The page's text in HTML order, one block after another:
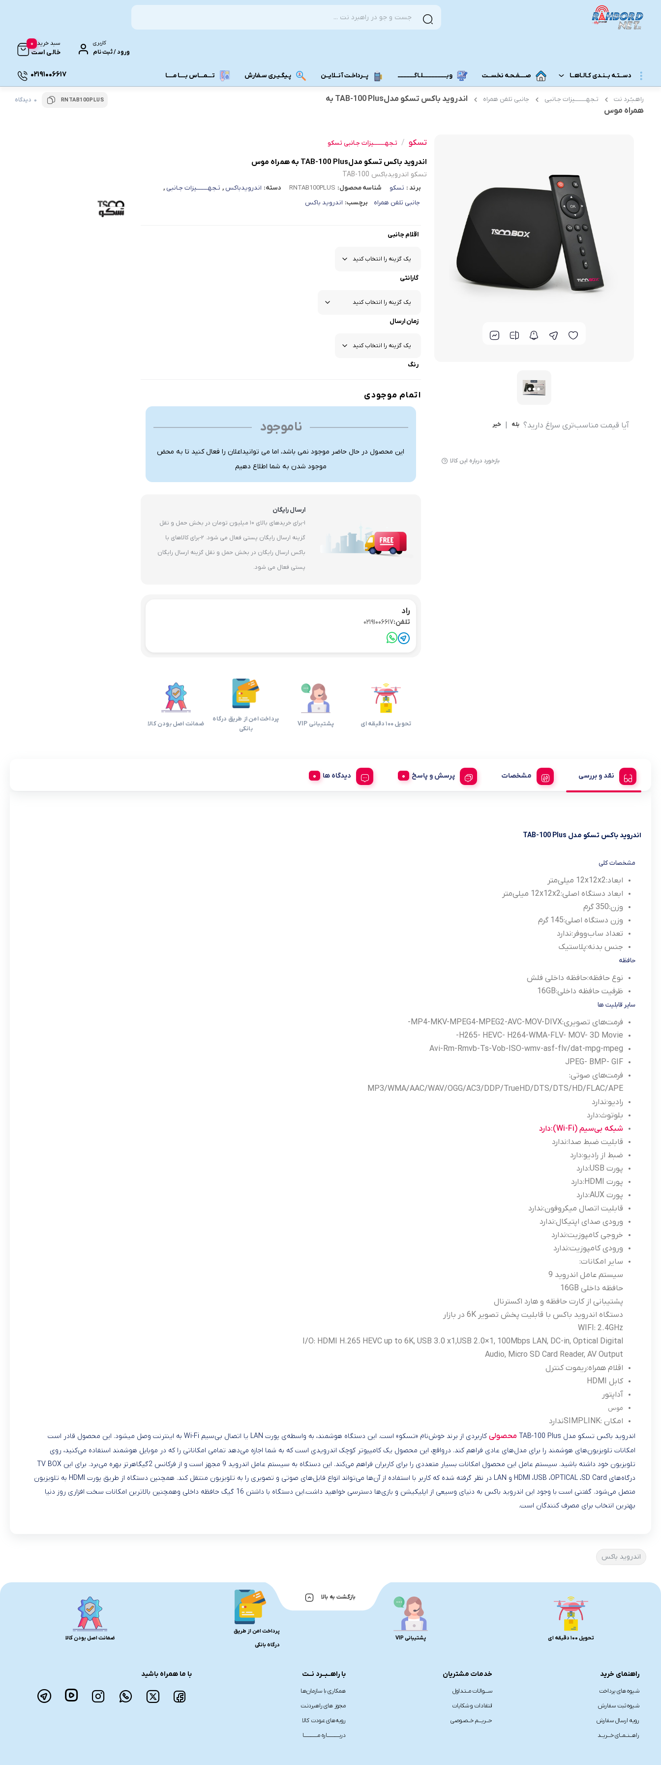
کاربری
ورود / ثبت نام
سبد خرید
خالی است
0
دســتـه بــنـدی کـالـاهــا
مــودم 3G/4G/5G/TD-LTE مــودم رومـــیـزی
مــــحـصـولات هــــــمــراه اول
مـــــــحـصــولات رایـــــــتـــــــل
محصولات اپراتورهای همراه
تــــــــجـــهــــیـزات جــــــانـبـی
انــــــــــــدرویــد بـــــــــاکــــس
صــــفـحـه نخســت وبــــــــــــــــلـاگـــــــــــ پــرداخـت آنــلایــن پـیگـیـری سـفارش تـــمـــاس بــــا مــــا 02191006617
راهـبـُـرد نت تـجهــــــــیزات جـانبی جانبی تلفن همراه
اندروید باکس تسکو مدلTAB-100 Plus به
همراه موس
RNTAB100PLUS 0 دیدگاه
آیا قیمت مناسب‌تری سراغ دارید؟ بله خیر
بازخورد درباره این کالا
تسکو / تـجهــــــــیزات جـانبی تسکو
اندروید باکس تسکو مدلTAB-100 Plus به همراه موس
تسکو اندرویدباکس TAB-100
برند : تسکو شناسه محصول: RNTAB100PLUS دسته: اندرویدباکس , تـجهــــــــیزات جـانبی ,
جانبی تلفن همراه
برچسب: اندروید باکس
اقلام جانبی
گارانتی
زمان ارسال
رنگ
اتمام موجودی
ناموجود
این محصول در حال حاضر موجود نمی باشد، اما می توانیداعلان را فعال کنید تا به محض
موجود شدن به شما اطلاع دهیم
ارسال رایگان
1-برای خریدهای بالای 10 میلیون تومان در بخش حمل و نقل
گزینه ارسال رایگان پستی فعال می شود. 2-برای کالاهای با
باکس ارسال رایگان در بخش حمل و نقل گزینه ارسال رایگان
پستی فعال می شود.
راد
تلفن:02191006617
تحویل 100 دقیقه ای پشتیبانی VIP
پرداخت امن از طریق درگاه
بانکی
ضمانت اصل بودن کالا
نقد و بررسی مشخصات پرسش و پاسخ دیدگاه ها
اندروید باکس تسکو مدل TAB-100 Plus
مشخصات کلی
ابعاد:12x12x2 میلی‌متر
ابعاد دستگاه اصلی:12x12x2 میلی‌متر
وزن:350 گرم
وزن دستگاه اصلی:145 گرم
تعداد ساب‌ووفر:ندارد
جنس بدنه:پلاستیک
حافظه
نوع حافظه:حافظه داخلی فلش
ظرفیت حافظه داخلی:16GB
سایر قابلیت ها
فرمت‌های تصویری:MP4-MKV-MPEG4-MPEG2-AVC-MOV-DIVX-
H265- HEVC- H264-WMA-FLV- MOV- 3D Movie-
Avi-Rm-Rmvb-Ts-Vob-ISO-wmv-asf-flv/dat-mpg-mpeg
JPEG- BMP- GIF
فرمت‌های صوتی:
MP3/WMA/AAC/WAV/OGG/AC3/DDP/TrueHD/DTS/DTS/HD/FLAC/APE
رادیو:ندارد
بلوتوث:دارد
شبکه بی‌سیم (Wi-Fi):
دارد
قابلیت ضبط صدا:ندارد
ضبط از رادیو:دارد
پورت USB:
دارد
پورت HDMI:
دارد
پورت AUX:
دارد
قابلیت اتصال میکروفون:ندارد
ورودی صدای اپتیکال:ندارد
خروجی کامپوزیت:ندارد
ورودی کامپوزیت:ندارد
سایر امکانات:
سیستم عامل اندروید 9
حافظه داخلی 16GB
پشتیبانی از کارت حافظه و هارد اکسترنال
دستگاه اندروید باکس با قابلیت پخش تصویر 6K در بازار
WIFI: 2.4GHz
I/O: HDMI H.265 HEVC up to 6K, USB 3.0 x1,USB 2.0×1, 100Mbps LAN, DC-in, Optical Digital
Audio, Micro SD Card Reader, AV Output
اقلام همراه:ریموت کنترل
کابل HDMI
آداپتور
موس
امکان :SIMPLINK ندارد
اندروید باکس تسکو مدل TAB-100 Plus محصولی
کاربردی از برند خوش‌نام «تسکو» است. این دستگاه هوشمند، به واسطه‌ی پورت LAN یا اتصال بی‌سیم Wi-Fi به اینترنت وصل می‎شود. این محصول قادر است
امکانات تلویزیون‌های هوشمند را برای مدل‌های عادی فراهم کند. درواقع، این محصول یک کامپیوتر کوچک اندرویدی است که به شما اجازه می‌دهد تمامی امکاناتی را که در موبایل هوشمند استفاده می‌کنید، روی
تلویزیون خود داشته باشید. سیستم‌ عامل این محصول امکانات بسیار متعددی را برای کاربران فراهم می‌کند. این دستگاه به سیستم‌ عامل اندروید 9 مجهز است و از فرکانس 2گیگاهرتز بهره می‌برد. برای این TV BOX
درگاه‌های HDMI ،USB ،OPTICAL ،SD Card و LAN در نظر گرفته شده که کاربر با استفاده از آن‌ها می‌تواند انواع فایل‌های صوتی و تصویری را به تلویزیون منتقل کند. همچنین دستگاه از طریق پورت HDMI به تلویزیون
متصل می‌شود. گفتنی است با وجود این اندروید باکس به دنیای وسیعی از اپلیکیشن و بازی‌ها دسترسی خواهید داشت.این دستگاه با داشتن 16 گیگ حافظه داخلی وهمچنین بالاترین امکانات سخت افزاری روز دنیا
بهترین انتخاب برای مصرف کنندگان است.
اندروید باکس
بازگشت به بالا
تحویل 100 دقیقه ای پشتیبانی VIP
پرداخت امن از طریق
درگاه بانکی
ضمانت اصل بودن کالا
راهنمای خرید
شیوه های پرداخت
شیوه ثبت سفارش
رویه ارسال سفارش
راهـــنــمــای خـــریــد
خدمات مشتریان
ســــوالـات مــتـداول
انتقادات و شکایات
حـــریـــم خــصـوصی
با راهــبــرد نــت
همکاری با سازمان‌هـا
مجوز های راهبردنـت
رویه‌های عـودت کالا
دربـــــــــــــاره مــــــــــــــا
با ما همراه باشید